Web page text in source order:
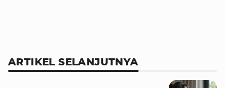
ARTIKEL SELANJUTNYA